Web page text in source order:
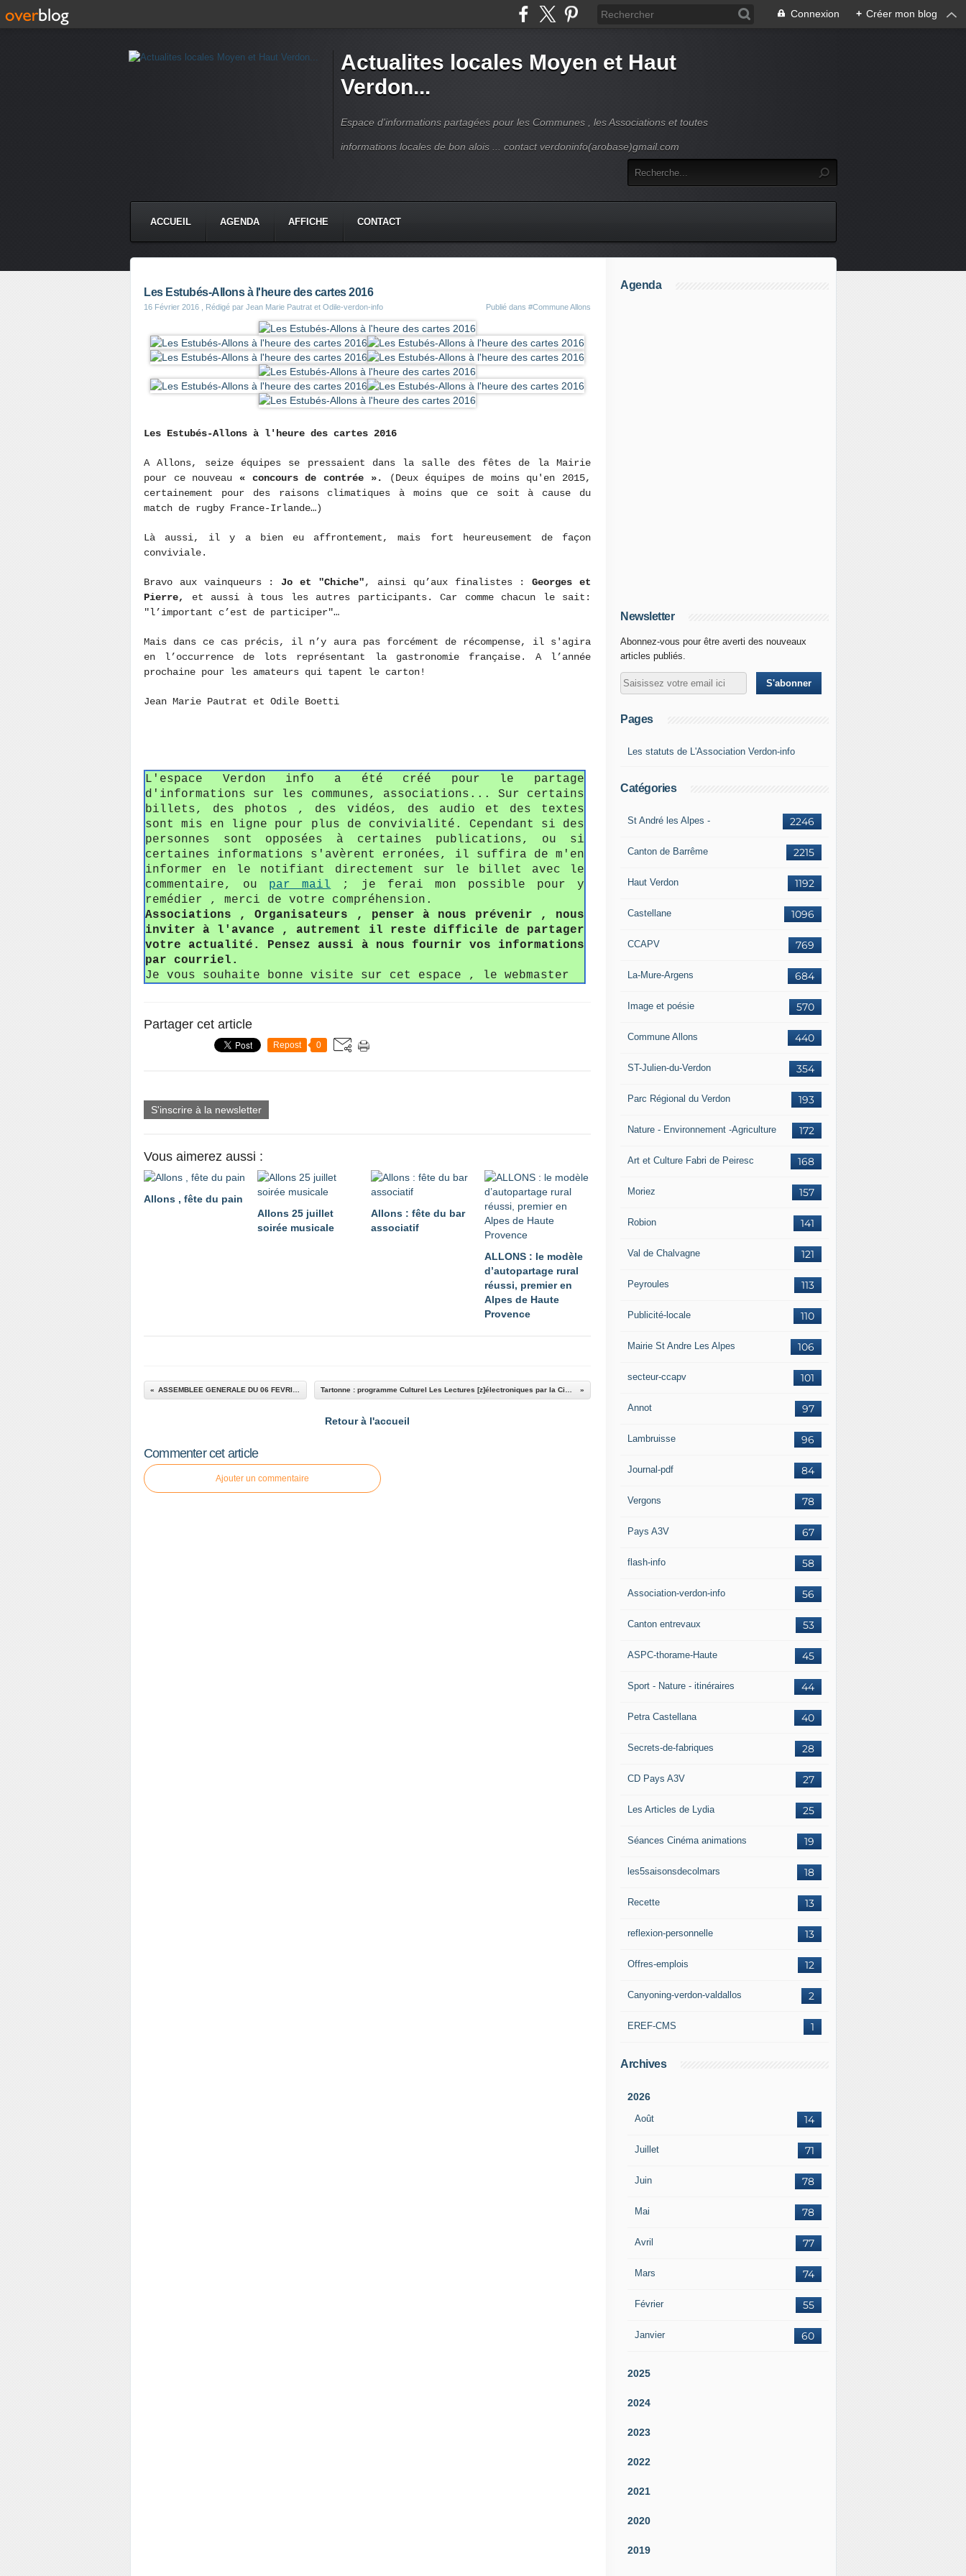
Connexion + Créer mon blog
Actualites locales Moyen et Haut
Verdon...
Espace d'informations partagées pour les Communes , les Associations et toutes
informations locales de bon alois ... contact verdoninfo(arobase)gmail.com
ACCUEIL AGENDA AFFICHE CONTACT
Les Estubés-Allons à l'heure des cartes 2016
16 Février 2016 , Rédigé par Jean Marie Pautrat et Odile-verdon-info Publié dans #Commune Allons
Les Estubés-Allons à l'heure des cartes 2016
A Allons, seize équipes se pressaient dans la salle des fêtes de la Mairie
pour ce nouveau « concours de contrée ».
(Deux équipes de moins qu'en 2015,
certainement pour des raisons climatiques à moins que ce soit à cause du
match de rugby France-Irlande…)
Là aussi, il y a bien eu affrontement, mais fort heureusement de façon
conviviale.
Bravo aux vainqueurs :Jo et "Chiche", ainsi qu’aux finalistes :Georges et
Pierre,
et aussi à tous les autres participants. Car comme chacun le sait:
"l’important c’est de participer"…
Mais dans ce cas précis, il n’y aura pas forcément de récompense, il s'agira
en l’occurrence de lots représentant la gastronomie française. A l’année
prochaine pour les amateurs qui tapent le carton!
Jean Marie Pautrat et Odile Boetti
L'espace Verdon info a été créé pour le partage
d'informations sur les communes, associations... Sur certains
billets, des photos , des vidéos, des audio et des textes
sont mis en ligne pour plus de convivialité. Cependant si des
personnes sont opposées à certaines publications, ou si
certaines informations s'avèrent erronées, il suffira de m'en
informer en le notifiant directement sur le billet avec le
commentaire, ou par mail ; je ferai mon possible pour y
remédier , merci de votre compréhension.
Associations , Organisateurs , penser à nous prévenir , nous
inviter à l'avance , autrement il reste difficile de partager
votre actualité. Pensez aussi à nous fournir vos informations
par courriel.
Je vous souhaite bonne visite sur cet espace , le webmaster
Partager cet article
Repost 0
S'inscrire à la newsletter
Vous aimerez aussi :
Allons , fête du pain
Allons 25 juillet
soirée musicale
Allons : fête du bar
associatif
ALLONS : le modèle
d’autopartage rural
réussi, premier en
Alpes de Haute
Provence
Retour à l'accueil
Commenter cet article
Ajouter un commentaire
Agenda
Newsletter
Abonnez-vous pour être averti des nouveaux
articles publiés.
Pages
Les statuts de L'Association Verdon-info
Catégories
2246
St André les Alpes -
2215
Canton de Barrême
1192
Haut Verdon
1096
Castellane
769
CCAPV
684
La-Mure-Argens
570
Image et poésie
440
Commune Allons
354
ST-Julien-du-Verdon
193
Parc Régional du Verdon
172
Nature - Environnement -Agriculture
168
Art et Culture Fabri de Peiresc
157
Moriez
141
Robion
121
Val de Chalvagne
113
Peyroules
110
Publicité-locale
106
Mairie St Andre Les Alpes
101
secteur-ccapv
97
Annot
96
Lambruisse
84
Journal-pdf
78
Vergons
67
Pays A3V
58
flash-info
56
Association-verdon-info
53
Canton entrevaux
45
ASPC-thorame-Haute
44
Sport - Nature - itinéraires
40
Petra Castellana
28
Secrets-de-fabriques
27
CD Pays A3V
25
Les Articles de Lydia
19
Séances Cinéma animations
18
les5saisonsdecolmars
13
Recette
13
reflexion-personnelle
12
Offres-emplois
2
Canyoning-verdon-valdallos
1
EREF-CMS
Archives
2026
Août 14
Juillet 71
Juin 78
Mai 78
Avril 77
Mars 74
Février 55
Janvier 60
2025
2024
2023
2022
2021
2020
2019